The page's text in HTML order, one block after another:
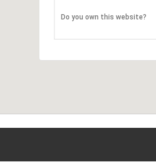
Do you own this website?